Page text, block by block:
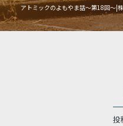
アトミックのよもやま話～第18回～|
投